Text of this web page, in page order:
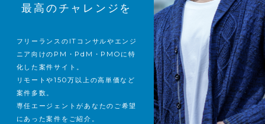
最高のチャレンジを
フリーランスのITコンサルやエンジ
ニア向けの PM・PdM・PMOに特
化した案件サイト。
リモートや150万以上の高単価など
案件多数。
専任エージェントがあなたのご希望
にあった案件をご紹介。